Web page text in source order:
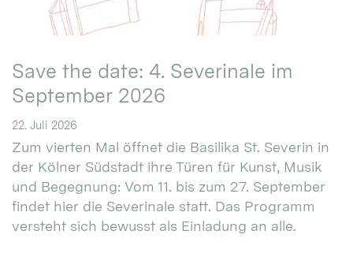
Save the date: 4. Severinale im
September 2026
22. Juli 2026
Zum vierten Mal öffnet die Basilika St. Severin in
der Kölner Südstadt ihre Türen für Kunst, Musik
und Begegnung: Vom 11. bis zum 27. September
findet hier die Severinale statt. Das Programm
versteht sich bewusst als Einladung an alle.